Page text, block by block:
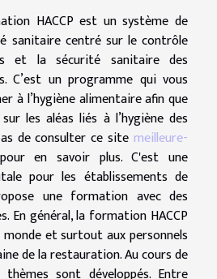
HACCP est un système de
sanitaire centré sur le contrôle
et la sécurité sanitaire des
C’est un programme qui vous
à l’hygiène alimentaire afin que
les aléas liés à l’hygiène des
de consulter ce site meilleure-
pour en savoir plus. C'est une
pour les établissements de
une formation avec des
En général, la formation HACCP
et surtout aux personnels
de la restauration. Au cours de
sont développés. Entre